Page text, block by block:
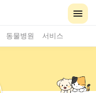
동물병원 서비스